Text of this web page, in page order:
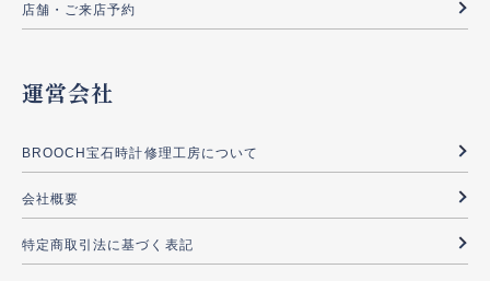
店舗・ご来店予約
運営会社
BROOCH宝石時計修理工房について
会社概要
特定商取引法に基づく表記